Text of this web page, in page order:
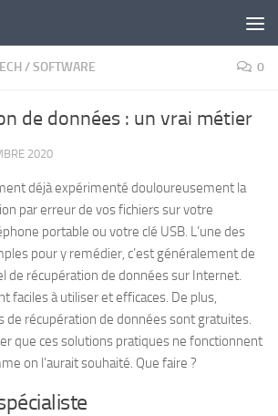
/SOFTWARE 0
de données : un vrai métier
2020
déjà expérimenté douloureusement la
par erreur de vos fichiers sur votre
portable ou votre clé USB. L’une des
pour y remédier, c’est généralement de
de récupération de données sur Internet.
faciles à utiliser et efficaces. De plus,
de récupération de données sont gratuites.
que ces solutions pratiques ne fonctionnent
on l’aurait souhaité. Que faire ?